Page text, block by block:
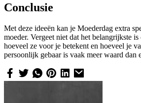
Conclusie
Met deze ideeën kan je Moederdag extra
moeder. Vergeet niet dat het belangrijkste
hoeveel ze voor je betekent en hoeveel je
persoonlijk gebaar is vaak meer waard dan